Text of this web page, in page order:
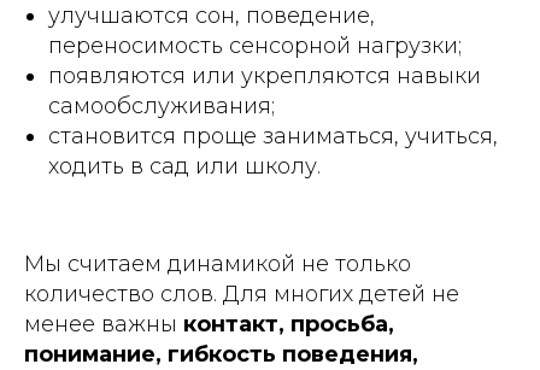
улучшаются сон, поведение,
переносимость сенсорной нагрузки;
появляются или укрепляются навыки
самообслуживания;
становится проще заниматься, учиться,
ходить в сад или школу.
Мы считаем динамикой не только
количество слов. Для многих детей не
менее важны контакт, просьба,
понимание, гибкость поведения,